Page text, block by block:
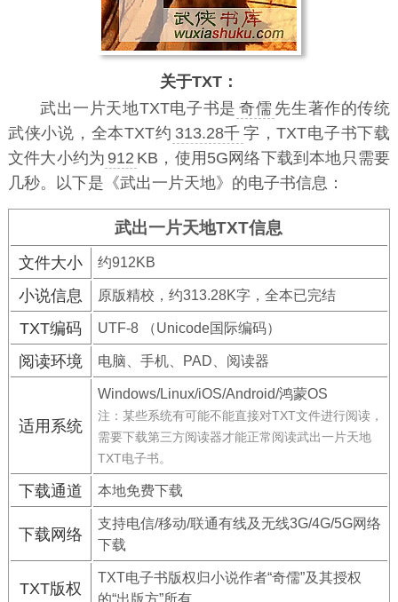
关于TXT：
武出一片天地TXT电子书是 奇儒 先生著作的传统
武侠小说，全本TXT约 313.28千 字，TXT电子书下载
文件大小约为 912 KB，使用5G网络下载到本地只需要
几秒。以下是《武出一片天地》的电子书信息：
武出一片天地TXT信息
文件大小 约912KB
小说信息 原版精校，约313.28K字，全本已完结
TXT编码 UTF-8 （Unicode国际编码）
阅读环境 电脑、手机、PAD、阅读器
适用系统
Windows/Linux/iOS/Android/鸿蒙OS
注：某些系统有可能不能直接对TXT文件进行阅读，
需要下载第三方阅读器才能正常阅读武出一片天地
TXT电子书。
下载通道 本地免费下载
下载网络
支持电信/移动/联通有线及无线3G/4G/5G网络
下载
TXT版权
TXT电子书版权归小说作者“奇儒”及其授权
的“出版方”所有